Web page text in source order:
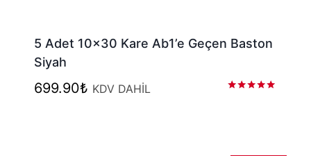
5 Adet 10×30 Kare Ab1’e Geçen Baston
Siyah
699.90₺ KDV DAHİL